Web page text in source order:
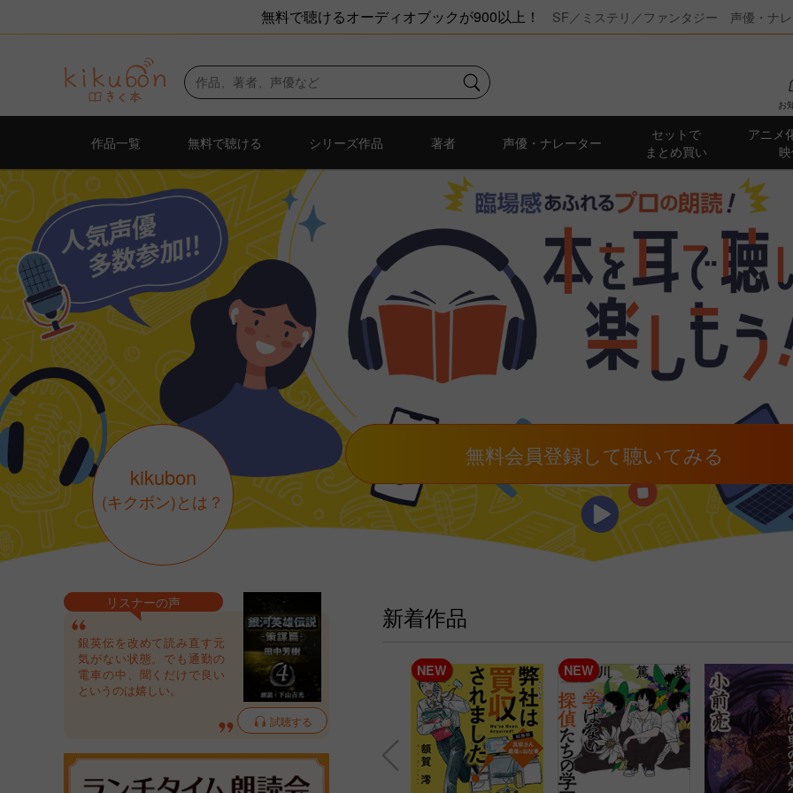
無料で聴けるオーディオブックが900以上！ SF／ミステリ／ファンタジー 声優・ナ
お
作品一覧 無料で聴ける シリーズ作品 著者 声優・ナレーター
セットで
まとめ買い
アニメ
kikubon
(キクボン)とは？
無料会員登録して聴いてみる
リスナーの声
試聴する
銀英伝を改めて読み直す元
気がない状態。でも通勤の
電車の中、聞くだけで良い
というのは嬉しい。
新着作品
NEW NEW